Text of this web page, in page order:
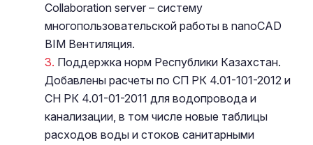
Collaboration server – систему
многопользовательской работы в nanoCAD
BIM Вентиляция.
Поддержка норм Республики Казахстан.
Добавлены расчеты по СП РК 4.01-101-2012 и
СН РК 4.01-01-2011 для водопровода и
канализации, в том числе новые таблицы
расходов воды и стоков санитарными